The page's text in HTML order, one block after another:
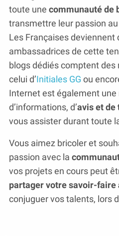
toute une communauté de
transmettre leur passion
Les Françaises deviennent
ambassadrices de cette
blogs dédiés comptent
celui d’Initiales GG ou
Internet est également une
d’informations, d’avis et de
vous assister durant toute
Vous aimez bricoler et
passion avec la
vos projets en cours peut
partager votre savoir-faire
conjuguer vos talents, lors